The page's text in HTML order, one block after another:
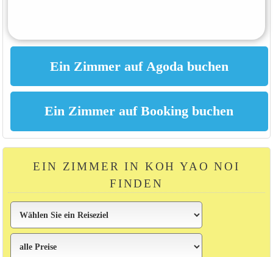
EIN ZIMMER IN KOH YAO NOI
FINDEN